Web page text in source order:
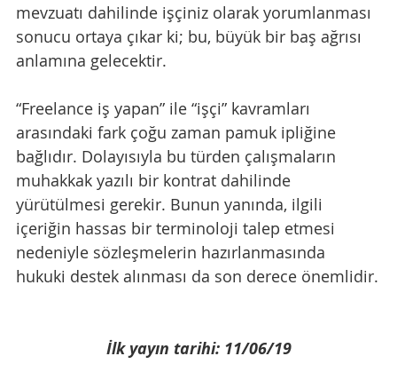
mevzuatı dahilinde işçiniz olarak yorumlanması
sonucu ortaya çıkar ki; bu, büyük bir baş ağrısı
anlamına gelecektir.
“Freelance iş yapan” ile “işçi” kavramları
arasındaki fark çoğu zaman pamuk ipliğine
bağlıdır. Dolayısıyla bu türden çalışmaların
muhakkak yazılı bir kontrat dahilinde
yürütülmesi gerekir. Bunun yanında, ilgili
içeriğin hassas bir terminoloji talep etmesi
nedeniyle sözleşmelerin hazırlanmasında
hukuki destek alınması da son derece önemlidir.
İlk yayın tarihi: 11/06/19